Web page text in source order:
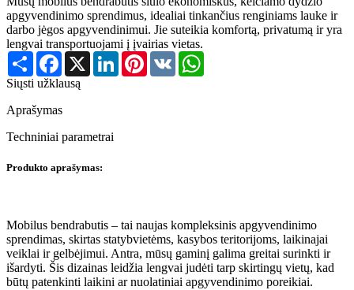
apgyvendinimo sprendimus, idealiai tinkančius renginiams lauke ir
darbo jėgos apgyvendinimui. Jie suteikia komfortą, privatumą ir yra
lengvai transportuojami į įvairias vietas.
Share Facebook
X LinkedInPinterest
VK
Siųsti užklausą
Aprašymas
Techniniai parametrai
Produkto aprašymas:
Mobilus bendrabutis – tai naujas kompleksinis apgyvendinimo
sprendimas, skirtas statybvietėms, kasybos teritorijoms, laikinajai
veiklai ir gelbėjimui. Antra, mūsų gaminį galima greitai surinkti ir
išardyti. Šis dizainas leidžia lengvai judėti tarp skirtingų vietų, kad
būtų patenkinti laikini ar nuolatiniai apgyvendinimo poreikiai.